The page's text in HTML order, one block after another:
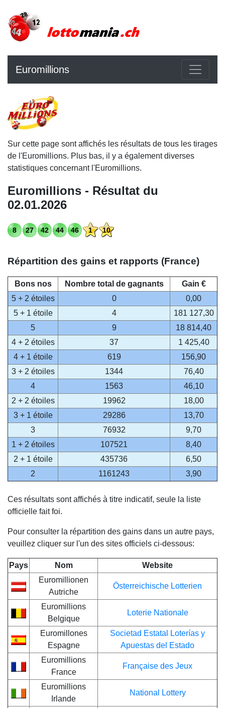
Euromillions
Sur cette page sont affichés les résultats de tous les tirages
de l'Euromillions. Plus bas, il y a également diverses
statistiques concernant l'Euromillions.
Euromillions - Résultat du
02.01.2026
8 27 42 44 46 1 10
Répartition des gains et rapports (France)
Bons nos Nombre total de gagnants
Gain €
5 + 2 étoiles
0
0,00
5 + 1 étoile
4
181 127,30
5
9
18 814,40
4 + 2 étoiles
37
1 425,40
4 + 1 étoile
619
156,90
3 + 2 étoiles
1344
76,40
4
1563
46,10
2 + 2 étoiles
19962
18,00
3 + 1 étoile
29286
13,70
3
76932
9,70
1 + 2 étoiles
107521
8,40
2 + 1 étoile
435736
6,50
2
1161243 3,90
Ces résultats sont affichés à titre indicatif, seule la liste
officielle fait foi.
Pour consulter la répartition des gains dans un autre pays,
veuillez cliquer sur l'un des sites officiels ci-dessous:
Pays Nom
Website
Euromillionen
Autriche
Österreichische Lotterien
Euromillions
Belgique
Loterie Nationale
Euromillones
Espagne
Societad Estatal Loterías y
Apuestas del Estado
Euromillions
France
Française des Jeux
Euromillions
Irlande
National Lottery